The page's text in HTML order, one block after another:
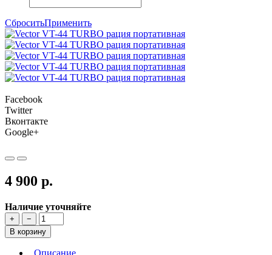
СброситьПрименить
Facebook
Twitter
Вконтакте
Google+
4 900 р.
Наличие уточняйте
+
−
В корзину
Описание